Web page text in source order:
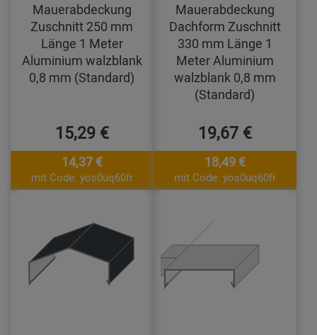
Mauerabdeckung
Zuschnitt 250 mm
Länge 1 Meter
Aluminium walzblank
0,8 mm (Standard)
15,29 €
14,37 €
mit Code: yos0uq60fr
Mauerabdeckung
Dachform Zuschnitt
330 mm Länge 1
Meter Aluminium
walzblank 0,8 mm
(Standard)
19,67 €
18,49 €
mit Code: yos0uq60fr